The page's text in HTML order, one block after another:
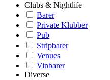
Clubs & Nightlife
Barer
Private Klubber
Pub
Stripbarer
Venues
Vinbarer
Diverse